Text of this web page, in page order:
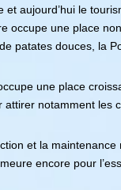
et aujourd’hui le
occupe une place
patates douces, la
une place
attirer notamment les
et la
encore pour